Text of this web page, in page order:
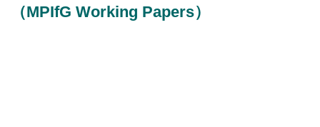
（MPIfG Working Papers）